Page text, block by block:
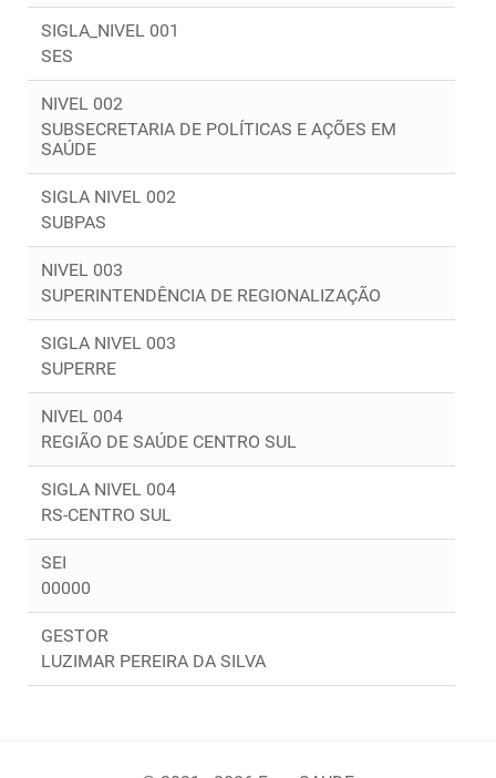
SIGLA_NIVEL 001
SES
NIVEL 002
SUBSECRETARIA DE POLÍTICAS E AÇÕES EM
SAÚDE
SIGLA NIVEL 002
SUBPAS
NIVEL 003
SUPERINTENDÊNCIA DE REGIONALIZAÇÃO
SIGLA NIVEL 003
SUPERRE
NIVEL 004
REGIÃO DE SAÚDE CENTRO SUL
SIGLA NIVEL 004
RS-CENTRO SUL
SEI
00000
GESTOR
LUZIMAR PEREIRA DA SILVA